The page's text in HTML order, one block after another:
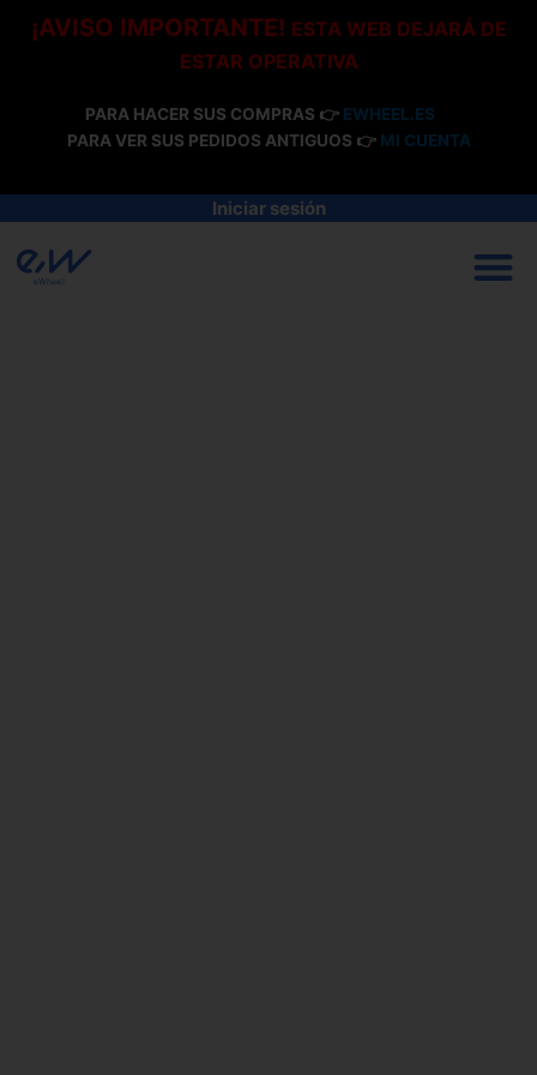
¡AVISO IMPORTANTE! ESTA WEB DEJARÁ DE
ESTAR OPERATIVA
PARA HACER SUS COMPRAS 👉 EWHEEL.ES
PARA VER SUS PEDIDOS ANTIGUOS 👉 MI CUENTA
Iniciar sesión